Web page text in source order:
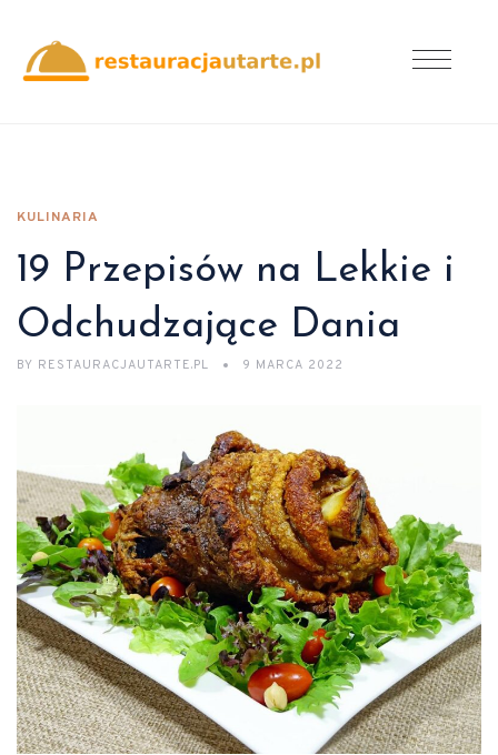
KULINARIA
19 Przepisów na Lekkie i
Odchudzające Dania
BY RESTAURACJAUTARTE.PL 9 MARCA 2022